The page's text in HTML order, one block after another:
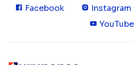
Facebook Instagram
YouTube